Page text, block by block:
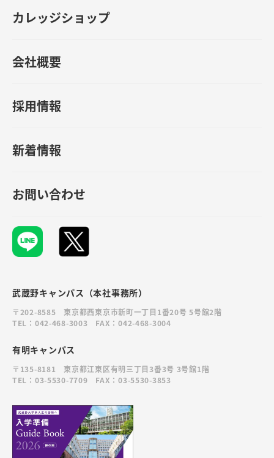
カレッジショップ
会社概要
採用情報
新着情報
お問い合わせ
武蔵野キャンパス（本社事務所）
〒202-8585 東京都西東京市新町一丁目1番20号 5号館2階
TEL：042-468-3003 FAX：042-468-3004
有明キャンパス
〒135-8181 東京都江東区有明三丁目3番3号 3号館1階
TEL：03-5530-7709 FAX：03-5530-3853